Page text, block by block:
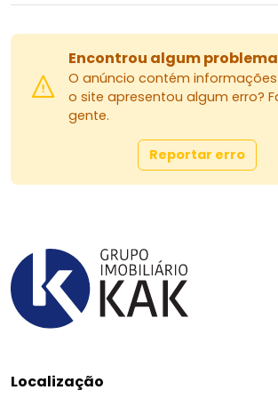
(44) 3023-5910
(44) 98803-4531
@aluggar | @agilimoveis | @grupokak
Agende sua visita e venha conhecer
ideal para o crescimento do seu
Encontrou algum
O anúncio contém
o site apresentou algum erro?
gente.
Reportar erro
Localização